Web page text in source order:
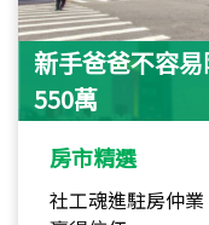
新手爸爸不容
550萬
房市精選
社工魂進駐房仲